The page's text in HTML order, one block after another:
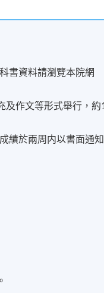
書資料請瀏覽本院網
及作文等形式舉行，約
績於兩周内以書面通知